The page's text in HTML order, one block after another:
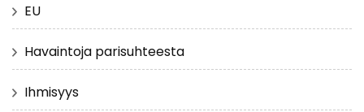
EU
Havaintoja parisuhteesta
Ihmisyys